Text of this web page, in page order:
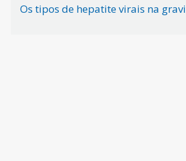
Os tipos de hepatite virais na